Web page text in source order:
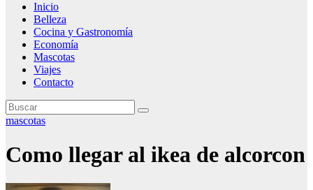
Inicio
Belleza
Cocina y Gastronomía
Economía
Mascotas
Viajes
Contacto
mascotas
Como llegar al ikea de alcorcon